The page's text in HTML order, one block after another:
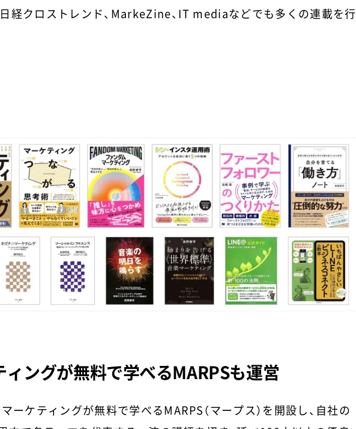
経クロストレンド、MarkeZine、IT mediaなどでも多くの連載を行
ングが無料で学べるMARPSも運営
ーケティングが無料で学べるMARPS（マープス）を開設し、自社の